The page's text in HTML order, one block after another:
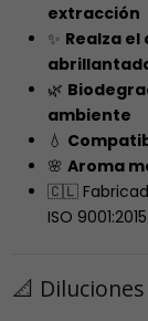
extracción
✨ Realza
🌿
ambiente
💧
🌸 Aroma
🇨🇱
ISO 9001:2015
📐